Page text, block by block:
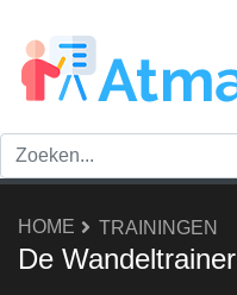
HOME TRAININGEN
De Wandeltrainer